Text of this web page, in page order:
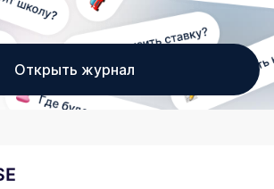
Открыть журнал